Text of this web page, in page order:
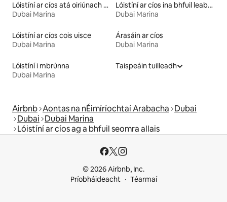
Lóistíní ar cíos atá oiriúnach do pheataí
Dubai Marina
Lóistíní ar cíos ina bhfuil leaba ar airde inrochtana
Dubai Marina
Lóistíní ar cíos cois uisce
Dubai Marina
Árasáin ar cíos
Dubai Marina
Lóistíní i mbrúnna
Dubai Marina
Taispeáin tuilleadh
Airbnb Aontas na nÉimíríochtaí Arabacha Dubai
Dubai Dubai Marina
Lóistíní ar cíos ag a bhfuil seomra allais
© 2026 Airbnb, Inc.
Príobháideacht
Téarmaí